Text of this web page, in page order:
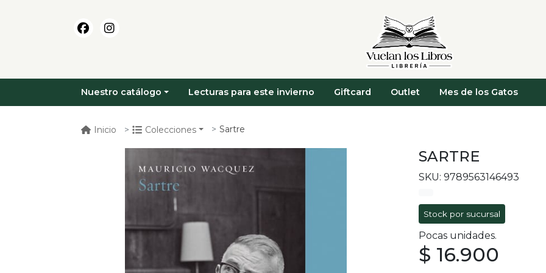
Nuestro catálogo Lecturas para este invierno Giftcard Outlet Mes de los Gatos
Inicio Colecciones Sartre
SARTRE
SKU: 9789563146493
Stock por sucursal
Pocas unidades.
$ 16.900